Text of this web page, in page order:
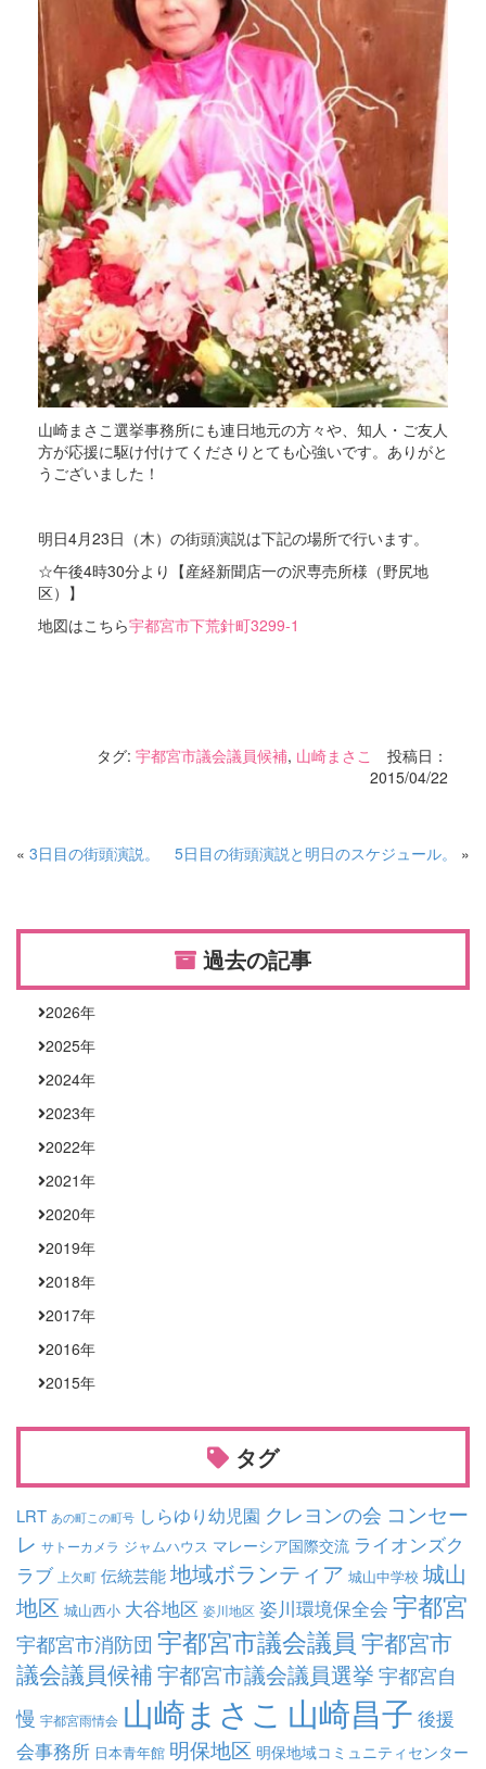
山崎まさこ選挙事務所にも連日地元の方々や、知人・ご友人
方が応援に駆け付けてくださりとても心強いです。ありがと
うございました！
明日4月23日（木）の街頭演説は下記の場所で行います。
☆午後4時30分より【産経新聞店一の沢専売所様（野尻地
区）】
地図はこちら宇都宮市下荒針町3299-1
タグ: 宇都宮市議会議員候補, 山崎まさこ
投稿日：
2015/04/22
« 3日目の街頭演説。 5日目の街頭演説と明日のスケジュール。 »
過去の記事
2026年
2025年
2024年
2023年
2022年
2021年
2020年
2019年
2018年
2017年
2016年
2015年
タグ
LRT あの町この町号 しらゆり幼児園 クレヨンの会 コンセー
レ サトーカメラ ジャムハウス マレーシア国際交流 ライオンズク
ラブ 上欠町 伝統芸能地域ボランティア 城山中学校 城山
地区 城山西小 大谷地区 姿川地区 姿川環境保全会 宇都宮
宇都宮市消防団 宇都宮市議会議員 宇都宮市
議会議員候補宇都宮市議会議員選挙 宇都宮自
慢 宇都宮雨情会 山崎まさこ 山崎昌子 後援
会事務所 日本青年館 明保地区 明保地域コミュニティセンター